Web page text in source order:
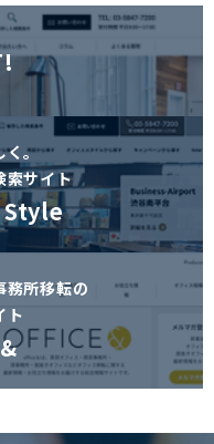
く。
索サイト
務所移転の
ト